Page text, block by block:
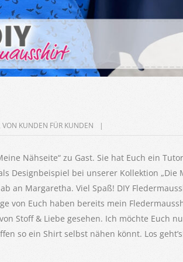
VON KUNDEN FÜR KUNDEN
Nähseite“ zu Gast. Sie hat Euch ein
Designbeispiel bei unserer Kollektion „Die
an Margaretha. Viel Spaß! DIY
von Euch haben bereits mein
Stoff & Liebe gesehen. Ich möchte Euch
so ein Shirt selbst nähen könnt. Los